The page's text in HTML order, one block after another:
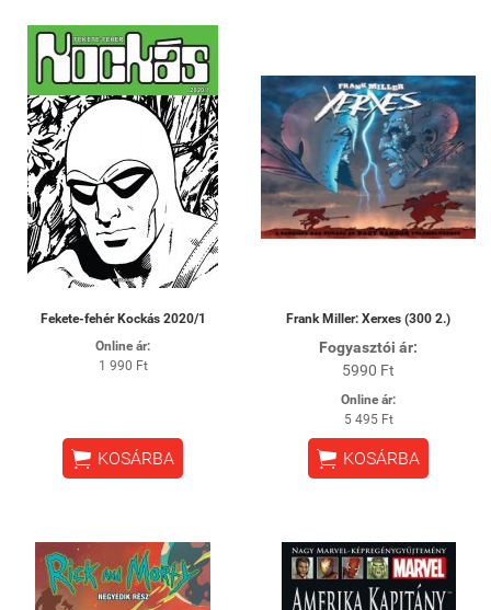
Fekete-fehér Kockás 2020/1
Online ár:
1 990 Ft
 KOSÁRBA
Frank Miller: Xerxes (300 2.)
Fogyasztói ár:
5990 Ft
Online ár:
5 495 Ft
 KOSÁRBA